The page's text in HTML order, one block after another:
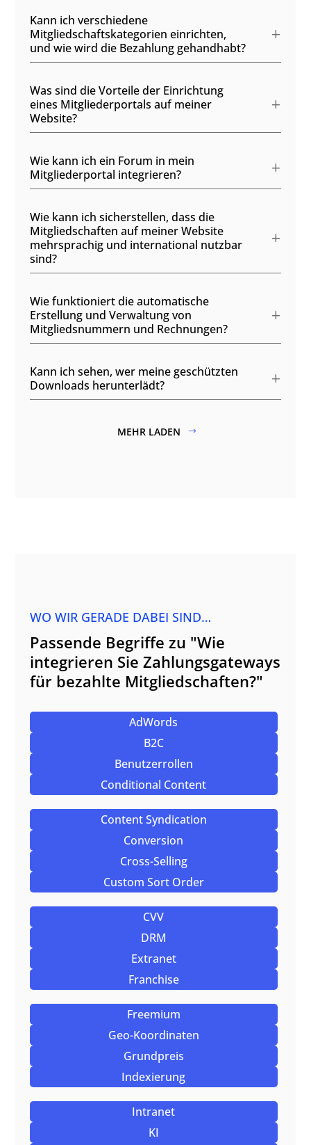
Kann ich verschiedene
Mitgliedschaftskategorien einrichten,
und wie wird die Bezahlung gehandhabt?
Was sind die Vorteile der Einrichtung
eines Mitgliederportals auf meiner
Website?
Wie kann ich ein Forum in mein
Mitgliederportal integrieren?
Wie kann ich sicherstellen, dass die
Mitgliedschaften auf meiner Website
mehrsprachig und international nutzbar
sind?
Wie funktioniert die automatische
Erstellung und Verwaltung von
Mitgliedsnummern und Rechnungen?
Kann ich sehen, wer meine geschützten
Downloads herunterlädt?
MEHR LADEN
WO WIR GERADE DABEI SIND…
Passende Begriffe zu "Wie
integrieren Sie Zahlungsgateways
für bezahlte Mitgliedschaften?"
AdWords
B2C
Benutzerrollen
Conditional Content
Content Syndication
Conversion
Cross-Selling
Custom Sort Order
CVV
DRM
Extranet
Franchise
Freemium
Geo-Koordinaten
Grundpreis
Indexierung
Intranet
KI